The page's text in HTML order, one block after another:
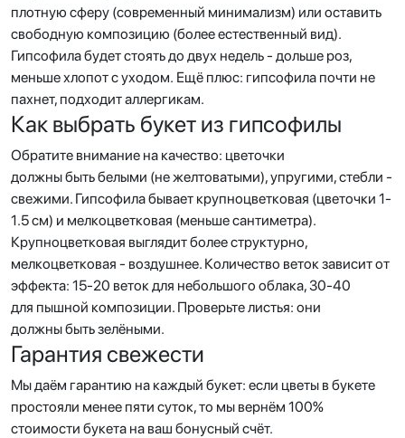
плотную сферу (современный минимализм) или оставить
свободную композицию (более естественный вид).
Гипсофила будет стоять до двух недель - дольше роз,
меньше хлопот с уходом. Ещё плюс: гипсофила почти не
пахнет, подходит аллергикам.
Как выбрать букет из гипсофилы
Обратите внимание на качество: цветочки
должны быть белыми (не желтоватыми), упругими, стебли -
свежими. Гипсофила бывает крупноцветковая (цветочки 1-
1.5 см) и мелкоцветковая (меньше сантиметра).
Крупноцветковая выглядит более структурно,
мелкоцветковая - воздушнее. Количество веток зависит от
эффекта: 15-20 веток для небольшого облака, 30-40
для пышной композиции. Проверьте листья: они
должны быть зелёными.
Гарантия свежести
Мы даём гарантию на каждый букет: если цветы в букете
простояли менее пяти суток, то мы вернём 100%
стоимости букета на ваш бонусный счёт.